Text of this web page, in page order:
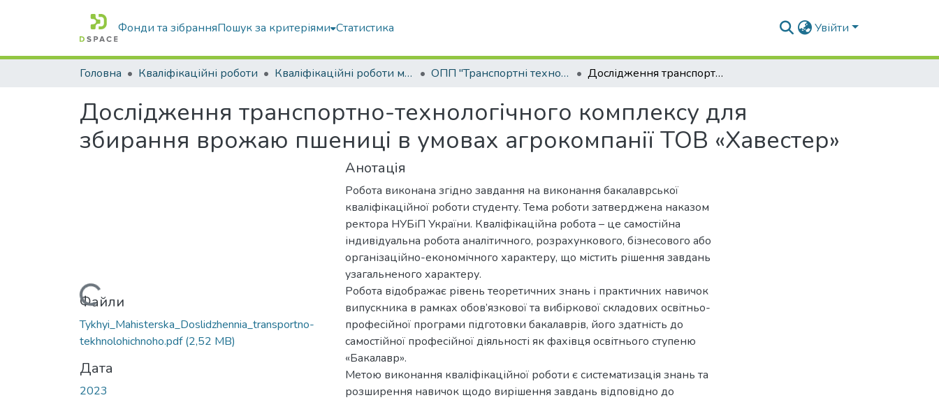
Фонди та зібранняПошук за критеріями Статистика Увійти
Головна Кваліфікаційні роботи Кваліфікаційні роботи магістрів ОПП "Транспортні технології на автомобільному транспорті" Дослідження транспортно-технологічного комплексу для збирання врожаю пшениці в умовах агрокомпанії ТОВ «Хавестер»
Дослідження транспортно-технологічного комплексу для
збирання врожаю пшениці в умовах агрокомпанії ТОВ «Хавестер»
Вантажиться...
Файли
Tykhyi_Mahisterska_Doslidzhennia_transportno-
tekhnolohichnoho.pdf(2,52 MB)
Дата
2023
Анотація
Робота виконана згідно завдання на виконання бакалаврської
кваліфікаційної роботи студенту. Тема роботи затверджена наказом
ректора НУБіП України. Кваліфікаційна робота – це самостійна
індивідуальна робота аналітичного, розрахункового, бізнесового або
організаційно-економічного характеру, що містить рішення завдань
узагальненого характеру.
Робота відображає рівень теоретичних знань і практичних навичок
випускника в рамках обов’язкової та вибіркової складових освітньо-
професійної програми підготовки бакалаврів, його здатність до
самостійної професійної діяльності як фахівця освітнього ступеню
«Бакалавр».
Метою виконання кваліфікаційної роботи є систематизація знань та
розширення навичок щодо вирішення завдань відповідно до